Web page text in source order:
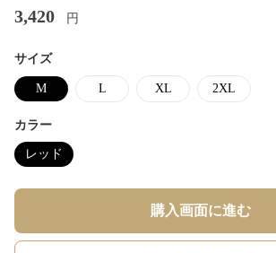
3,420 円
サイズ
M L XL 2XL
カラー
レッド
購入画面に進む